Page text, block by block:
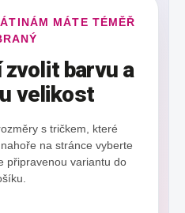
MÁTE TÉMĚŘ
barvu a
velikost
s tričkem, které
na stránce vyberte
připravenou variantu do